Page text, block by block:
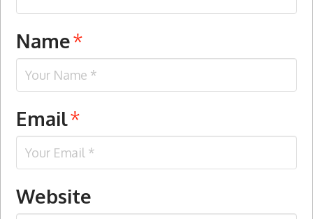
Name*
Email*
Website